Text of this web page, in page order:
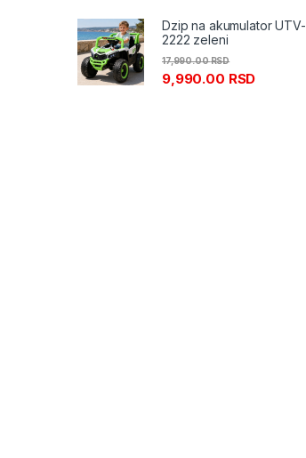
Dzip na akumulator UTV-
2222 zeleni
9,990.00 RSD
17,990.00RSD